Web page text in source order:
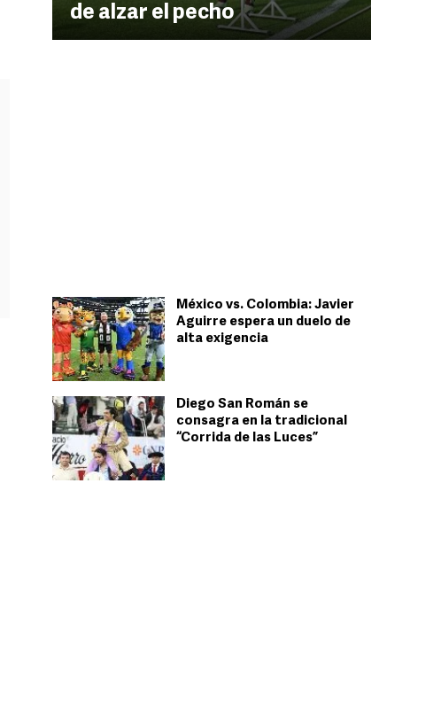
de alzar el pecho
México vs. Colombia: Javier
Aguirre espera un duelo de
alta exigencia
Diego San Román se
consagra en la tradicional
“Corrida de las Luces”